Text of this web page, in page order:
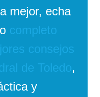
mejor, echa
completo
consejos
de Toledo,
y